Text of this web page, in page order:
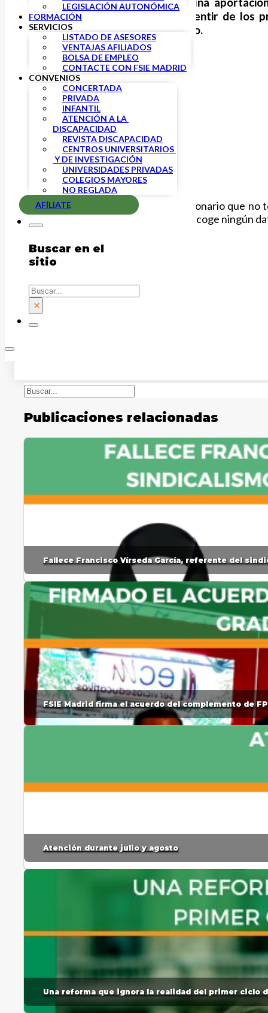
LEGISLACIÓN AUTONÓMICA
FORMACIÓN
SERVICIOS
LISTADO DE ASESORES
VENTAJAS AFILIADOS
BOLSA DE EMPLEO
CONTACTE CON FSIE MADRID
CONVENIOS
CONCERTADA
PRIVADA
INFANTIL
ATENCIÓN A LA
DISCAPACIDAD
REVISTA DISCAPACIDAD
CENTROS UNIVERSITARIOS
Y DE INVESTIGACIÓN
UNIVERSIDADES PRIVADAS
COLEGIOS MAYORES
NO REGLADA
AFÍLIATE
Buscar en el
sitio
Buscar
×
Madridqueremos analizar el sentir de los
evaluación de septiembre a junio.
Hemos preparado un breve cuestionario que no
antemano tu colaboración (no se recoge ningún
Accede al cuestionario aquí.
Buscar
Publicaciones relacionadas
Fallece Francisco Vírseda García, referente del
FSIE Madrid firma el acuerdo del complemento de
Atención durante julio y agosto
Una reforma que ignora la realidad del primer ciclo